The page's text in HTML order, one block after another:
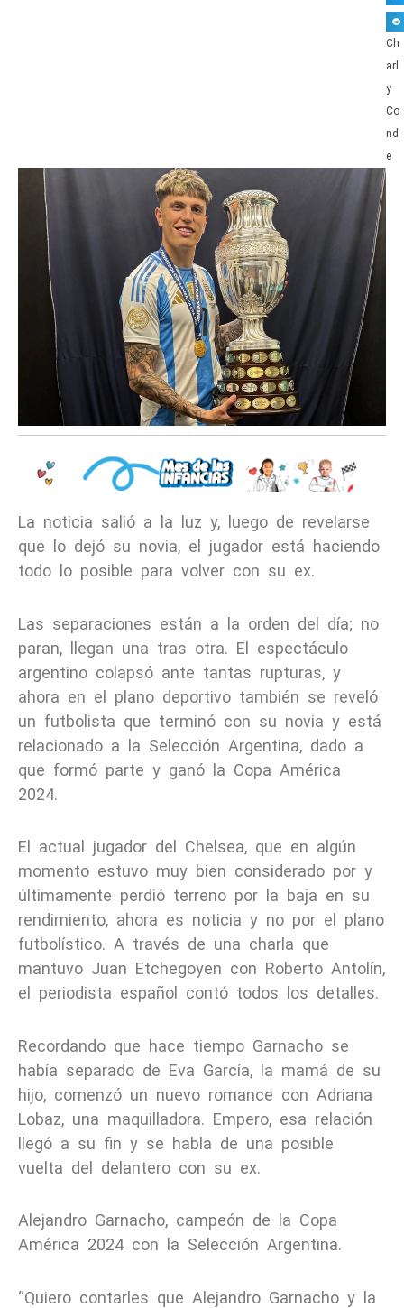
La noticia salió a la luz y, luego de revelarse
que lo dejó su novia, el jugador está haciendo
todo lo posible para volver con su ex.
Las separaciones están a la orden del día; no
paran, llegan una tras otra. El espectáculo
argentino colapsó ante tantas rupturas, y
ahora en el plano deportivo también se reveló
un futbolista que terminó con su novia y está
relacionado a la Selección Argentina, dado a
que formó parte y ganó la Copa América
2024.
El actual jugador del Chelsea, que en algún
momento estuvo muy bien considerado por y
últimamente perdió terreno por la baja en su
rendimiento, ahora es noticia y no por el plano
futbolístico. A través de una charla que
mantuvo Juan Etchegoyen con Roberto Antolín,
el periodista español contó todos los detalles.
Recordando que hace tiempo Garnacho se
había separado de Eva García, la mamá de su
hijo, comenzó un nuevo romance con Adriana
Lobaz, una maquilladora. Empero, esa relación
llegó a su fin y se habla de una posible
vuelta del delantero con su ex.
Alejandro Garnacho, campeón de la Copa
América 2024 con la Selección Argentina.
“Quiero contarles que Alejandro Garnacho y la